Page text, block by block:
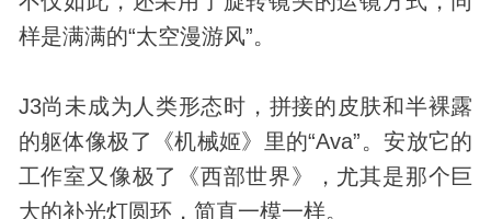
样是满满的“太空漫游风”。
J3尚未成为人类形态时，拼接的皮肤和半裸露
的躯体像极了《机械姬》里的“Ava”。安放它的
工作室又像极了《西部世界》，尤其是那个巨
大的补光灯圆环，简直一模一样。